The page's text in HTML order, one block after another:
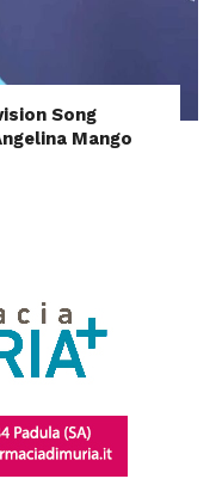
Song
Mango